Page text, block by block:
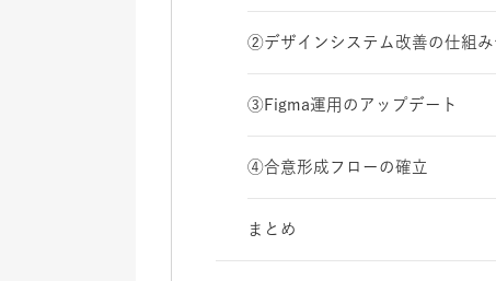
②デザインシステム改善の仕組み
③Figma運用のアップデート
④合意形成フローの確立
まとめ